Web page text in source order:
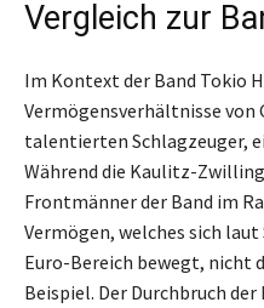
Vergleich zur
Im Kontext der Band Tokio
Vermögensverhältnisse von
talentierten Schlagzeuger,
Während die Kaulitz-
Frontmänner der Band im
Vermögen, welches sich
Euro-Bereich bewegt, nicht
Beispiel. Der Durchbruch